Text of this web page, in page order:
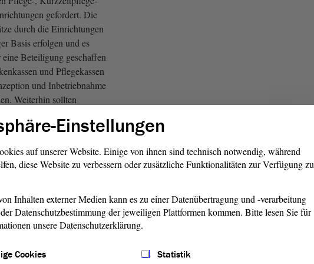
gefordert. Die
durch die Einrichtungen
Basis erfolgen und es
Beteiligung geschaffen
und Pflegekassen
und Inbetriebnahme
Weiterhin sollten
Pflegediensten,
kurzfristigen Bedarfen,
sowie gemeindebasierte
dort aufgegriffen
wie spezielle
Notfallkoordinatoren,
wurde eine kostenfreie
und Angehörige
und Kolleginnen! Der
Einstellungen
auf unserer Website. Einige von ihnen sind technisch notwendig, während
diese Website zu verbessern oder zusätzliche Funktionalitäten zur Verfügung zu
Inhalten externer Medien kann es zu einer Datenübertragung und -verarbeitung
Datenschutzbestimmung der jeweiligen Plattformen kommen. Bitte lesen Sie für
unsere Datenschutzerklärung.
Cookies
Statistik